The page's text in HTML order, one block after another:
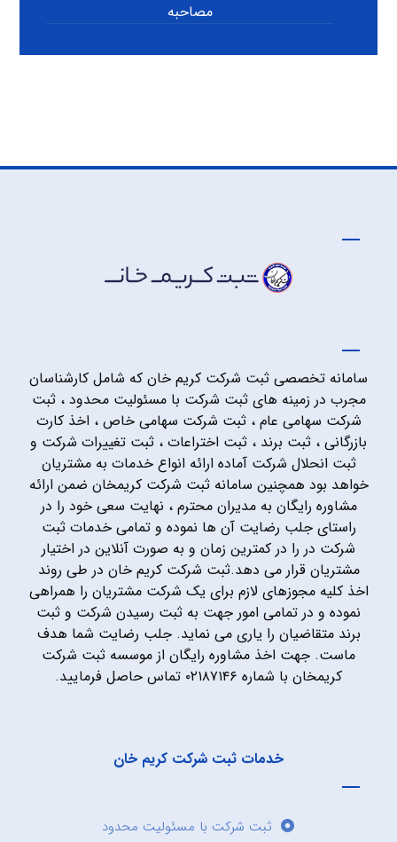
مصاحبه
سامانه تخصصی ثبت شرکت کریم خان که شامل کارشناسان
مجرب در زمینه های ثبت شرکت با مسئولیت محدود ، ثبت
شرکت سهامی عام ، ثبت شرکت سهامی خاص ، اخذ کارت
بازرگانی ، ثبت برند ، ثبت اختراعات ، ثبت تغییرات شرکت و
ثبت انحلال شرکت آماده ارائه انواع خدمات به مشتریان
خواهد بود همچنین سامانه ثبت شرکت کریمخان ضمن ارائه
مشاوره رایگان به مدیران محترم ، نهایت سعی خود را در
راستای جلب رضایت آن ها نموده و تمامی خدمات ثبت
شرکت در را در کمترین زمان و به صورت آنلاین در اختیار
مشتریان قرار می دهد.ثبت شرکت کریم خان در طی روند
اخذ کلیه مجوزهای لازم برای یک شرکت مشتریان را همراهی
نموده و در تمامی امور جهت به ثبت رسیدن شرکت و ثبت
برند متقاضیان را یاری می نماید. جلب رضایت شما هدف
ماست. جهت اخذ مشاوره رایگان از موسسه ثبت شرکت
کریمخان با شماره ۰۲۱۸۷۱۴۶ تماس حاصل فرمایید.
خدمات ثبت شرکت کریم خان
ثبت شرکت با مسئولیت محدود